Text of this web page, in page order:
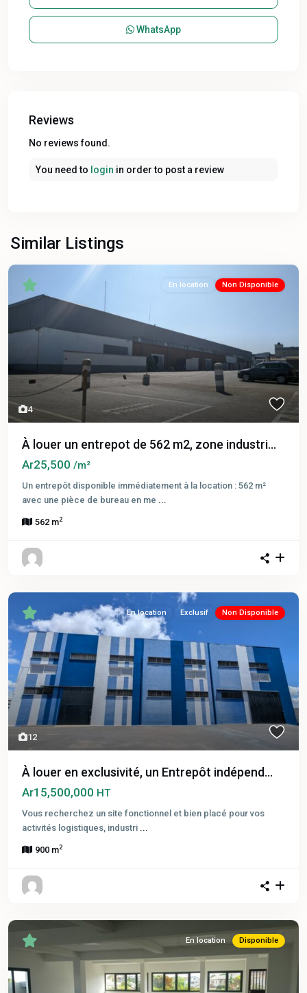
WhatsApp
Reviews
No reviews found.
You need to login in order to post a review
Similar Listings
4
En location Non Disponible
À louer un entrepot de 562 m2, zone industri...
Ar25,500 /m²
Un entrepôt disponible immédiatement à la location : 562 m²
avec une pièce de bureau en me ...
562 m2
12
En location Exclusif Non Disponible
À louer en exclusivité, un Entrepôt indépend...
Ar15,500,000 HT
Vous recherchez un site fonctionnel et bien placé pour vos
activités logistiques, industri ...
900 m2
En location Disponible